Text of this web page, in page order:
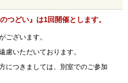
つどい』は1回開催とします。
ございます。
慮いただいております。
につきましては、別室でのご参加